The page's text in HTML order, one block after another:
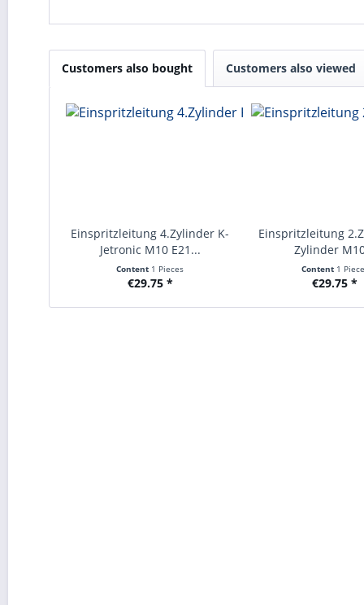
Customers also bought Customers also viewed
Einspritzleitung 4.Zylinder K-
Jetronic M10 E21...
Content 1 Pieces
€29.75 *
Einspritzleitung
Zylinder
Content 1
€29.75 *